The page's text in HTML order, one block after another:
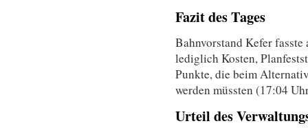
Fazit des Tages
Bahnvorstand Kefer fasste
lediglich Kosten,
Punkte, die beim
werden müssten (17:04
Urteil des